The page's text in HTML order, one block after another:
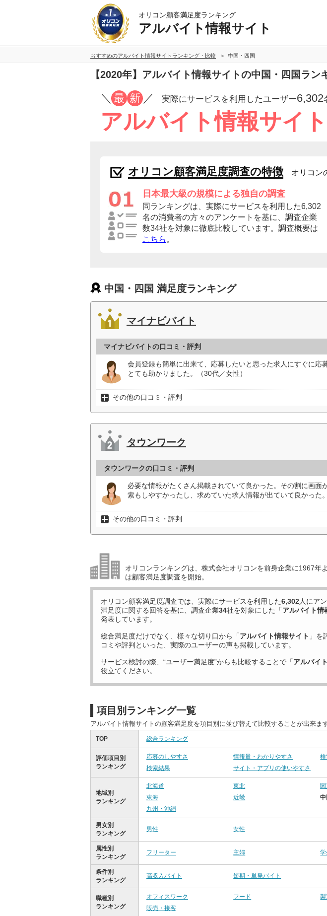
オリコン顧客満足度ランキング
アルバイト情報サイト
おすすめのアルバイト情報サイトランキング・比較 中国・四国
【2020年】アルバイト情報サイトの中国・四国ラン
／ 最 新 ／ 実際にサービスを利用したユーザー6,302
アルバイト情報サイ
オリコン顧客満足度調査の特徴 オリコン
日本最大級の規模による独自の調査
同ランキングは、実際にサービスを利用した6,302
名の消費者の方々のアンケートを基に、調査企業
数34社を対象に徹底比較しています。調査概要は
こちら 。
中国・四国 満足度ランキング
マイナビバイト
マイナビバイトの口コミ・評判
会員登録も簡単に出来て、応募したいと思った求人にすぐに応
とても助かりました。（30代／女性）
その他の口コミ・評判
タウンワーク
タウンワークの口コミ・評判
必要な情報がたくさん掲載されていて良かった。その割に画面
索もしやすかったし、求めていた求人情報が出ていて良かった
その他の口コミ・評判
オリコンランキングは、株式会社オリコンを前身企業に1967年
は顧客満足度調査を開始。
オリコン顧客満足度調査では、実際にサービスを利用した6,302人にア
満足度に関する回答を基に、調査企業34社を対象にした「アルバイト情
発表しています。
総合満足度だけでなく、様々な切り口から「アルバイト情報サイト 」を
コミや評判といった、実際のユーザーの声も掲載しています。
サービス検討の際、“ユーザー満足度”からも比較することで「アルバイ
役立てください。
項目別ランキング一覧
アルバイト情報サイトの顧客満足度を項目別に並び替えて比較することが出来ます
TOP 総合ランキング
評価項目別
ランキング
応募のしやすさ 情報量・わかりやすさ
検索結果
サイト・アプリの使いやすさ
地域別
ランキング
北海道 東北
東海
近畿
九州・沖縄
男女別
ランキング
男性 女性
属性別
ランキング
フリーター 主婦 学
条件別
ランキング
高収入バイト 短期・単発バイト
職種別
ランキング
オフィスワーク フード
販売・接客